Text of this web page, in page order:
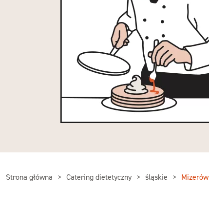
Strona główna Catering dietetyczny śląskie Mizerów